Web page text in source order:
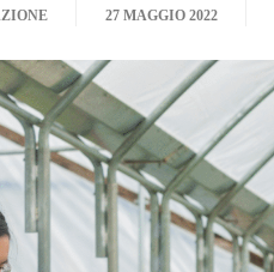
27 MAGGIO 2022